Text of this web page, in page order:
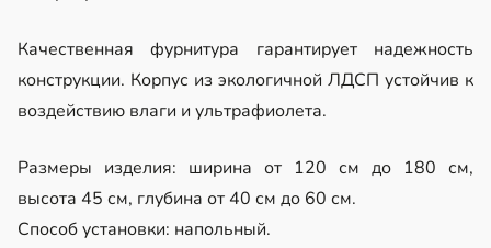
Качественная фурнитура гарантирует надежность
конструкции. Корпус из экологичной ЛДСП устойчив к
воздействию влаги и ультрафиолета.
Размеры изделия: ширина от 120 см до 180 см,
высота 45 см, глубина от 40 см до 60 см.
Способ установки: напольный.